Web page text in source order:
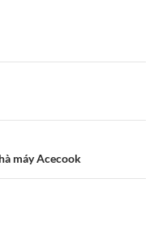
máy Acecook